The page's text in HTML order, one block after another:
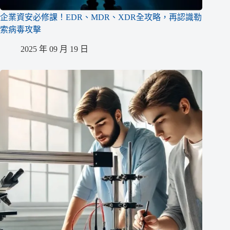
企業資安必修課！EDR、MDR、XDR全攻略，再認識勒
索病毒攻擊
2025 年 09 月 19 日